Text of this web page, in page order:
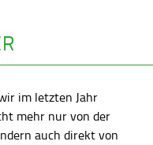
im letzten Jahr
mehr nur von der
auch direkt von